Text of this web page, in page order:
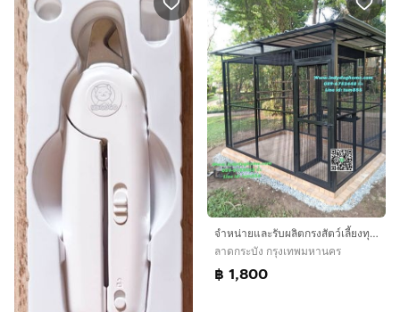
จำหน่ายและรับผลิตกรงสัตว์เลี้ยงทุกแบบทุกขนาด ราคาส่งจากโรงงานเน้นคุณภาพ กรงสุนัขติดมุ้งลวด กรงแมว กรงนกสนามตั้งพื้น กรงเพาะนก กรงบิน
ลาดกระบัง กรุงเทพมหานคร
฿ 1,800